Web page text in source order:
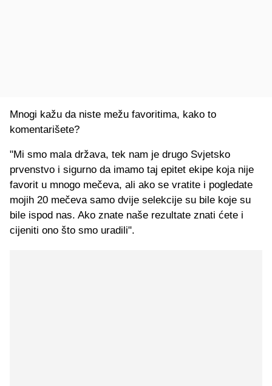
Mnogi kažu da niste mežu favoritima, kako to
komentarišete?
"Mi smo mala država, tek nam je drugo Svjetsko
prvenstvo i sigurno da imamo taj epitet ekipe koja nije
favorit u mnogo mečeva, ali ako se vratite i pogledate
mojih 20 mečeva samo dvije selekcije su bile koje su
bile ispod nas. Ako znate naše rezultate znati ćete i
cijeniti ono što smo uradili".